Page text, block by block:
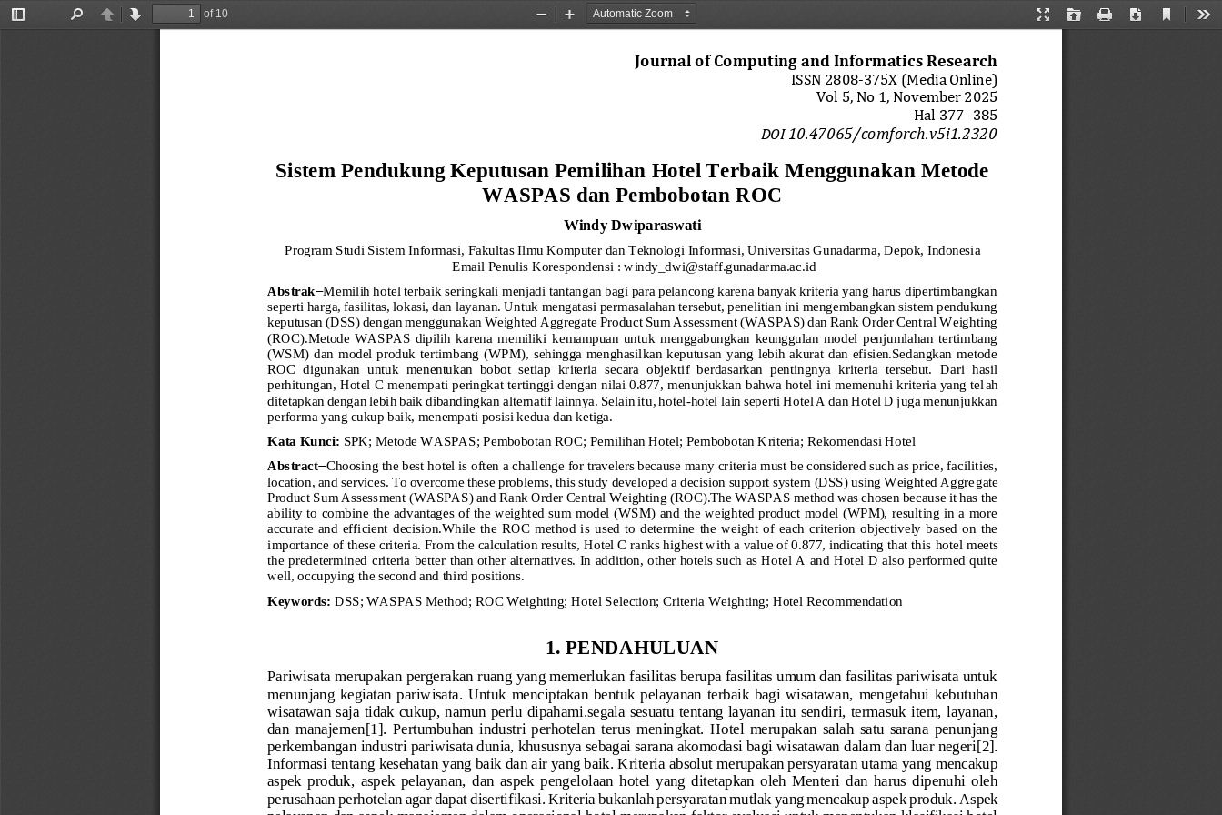
Toggle
PreviousNext
of 10
Presentation
Open Print Download
Current
Zoom
Zoom
Journal of Computing and Informatics Research
ISSN 2808-375X (Media Online)
Vol 5, No 1 November 2025
Hal 377−385
DOI 10.47065/comforch.v5i1.2320
Sistem Pendukung Keputusan Pemilihan Hotel Terbaik Menggunakan Metode
WASPAS dan Pembobotan ROC
Windy Dwiparaswati
Program Studi Sistem Informasi, Fakultas Ilmu Komputer dan Teknologi Informasi, Universitas Gunadarma, Depok, Indonesia
Email Penulis Korespondensi : windy_dwi@staff.gunadarma.ac.id
Abstrak−Memilih hotel terbaik seringkali menjadi tantangan bagi para pelancong karena banyak kriteria yang harus dipertimbangkan
seperti harga, fasilitas, lokasi, dan layanan. Untuk mengatasi permasalahan tersebut, penelitian ini mengembangkan sistem pendukung
keputusan (DSS) dengan menggunakan Weighted Aggregate Product Sum Assessment (WASPAS) dan Rank Order Central Weighting
(ROC).Metode  WASPAS  dipilih  karena  memiliki kemampuan  untuk  menggabungkan  keunggulan  model  penjumlahan  tertimbang
(WSM)  dan  model produk  tertimbang  (WPM),  sehingga  menghasilkan  keputusan  yang  lebih  akurat  dan  efisien.Sedangkan  metode
ROC  digunakan  untuk  menentukan  bobot  setiap  kriteria  secara  objektif  berdasarkan  pentingnya  kriteria  tersebut.
Dari  hasil
perhitungan, Hotel C menempati peringkat tertinggi dengan nilai 0.877, menunjukkan bahwa hotel ini memenuhi kriteria yang telah
ditetapkan dengan lebih baik dibandingkan alternatif lainnya. Selain itu, hotel-hotel lain seperti Hotel A dan Hotel D juga menunjukkan
performa yang cukup baik, menempati posisi kedua dan ketiga.
Kata Kunci: SPK; Metode WASPAS; Pembobotan ROC; Pemilihan Hotel; Pembobotan Kriteria; Rekomendasi Hotel
Abstract−Choosing the best hotel is often a challenge for travelers because many criteria must be considered such as price, facilities,
location, and services. To overcome these problems, this study developed a decision support system (DSS) using Weighted Aggregate
Product Sum Assessment (WASPAS) and Rank Order Central Weighting (ROC).The WASPAS method was chosen because it has the
ability to combine the advantages of the weighted sum model (WSM) and the weighted product model (WPM), resulting in a more
accurate  and  efficient  decision.While  the  ROC  method  is  used  to  determine  the  weight  of  each  criterion  objectively  based  on  the
importance of these criteria. From the calculation results, Hotel C ranks highest with a value of 0.877, indicating that this hotel meets
the predetermined criteria better than other alternatives. In addition, other hotels such as Hotel A and Hotel D also performed quite
well, occupying the second and third positions.
Keywords: DSS; WASPAS Method; ROC Weighting; Hotel Selection; Criteria Weighting; Hotel Recommendation
1. PENDAHULUAN
Pariwisata merupakan pergerakan ruang yang memerlukan fasilitas berupa fasilitas umum dan fasilitas pariwisata untuk
menunjang  kegiatan  pariwisata. Untuk  menciptakan  bentuk  pelayanan  terbaik  bagi  wisatawan,  mengetahui  kebutuhan
wisatawan saja tidak cukup, namun perlu dipahami.segala sesuatu tentang layanan itu sendiri, termasuk item, layanan,
dan  manajemen[1] .  Pertumbuhan  industri perhotelan  terus  meningkat.  Hotel  merupakan  salah  satu  sarana  penunjang
perkembangan industri pariwisata dunia, khususnya sebagai sarana akomodasi bagi wisatawan dalam dan luar negeri[2]
Informasi tentang kesehatan yang baik dan air yang baik. Kriteria absolut merupakan persyaratan utama yang mencakup
aspek  produk,  aspek  pelayanan,  dan  aspek  pengelolaan  hotel  yang  ditetapkan  oleh  Menteri  dan  harus  dipenuhi  oleh
perusahaan perhotelan agar dapat disertifikasi. Kriteria bukanlah persyaratan mutlak yang mencakup aspek produk. Aspek